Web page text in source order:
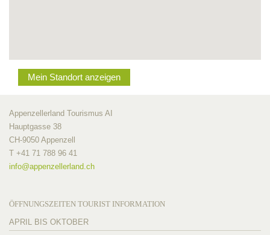
Mein Standort anzeigen
Appenzellerland Tourismus AI
Hauptgasse 38
CH-9050 Appenzell
T +41 71 788 96 41
info@appenzellerland.ch
ÖFFNUNGSZEITEN TOURIST INFORMATION
APRIL BIS OKTOBER